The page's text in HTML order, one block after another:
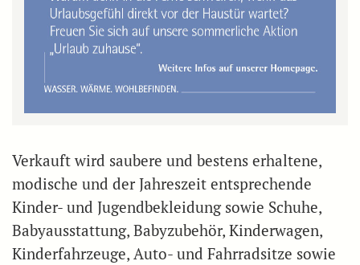
Verkauft wird saubere und bestens erhaltene,
modische und der Jahreszeit entsprechende
Kinder- und Jugendbekleidung sowie Schuhe,
Babyausstattung, Babyzubehör, Kinderwagen,
Kinderfahrzeuge, Auto- und Fahrradsitze sowie